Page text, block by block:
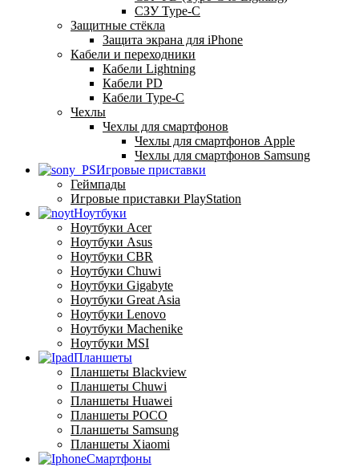
СЗУ Type-C
Защитные стёкла
Защита экрана для iPhone
Кабели и переходники
Кабели Lightning
Кабели PD
Кабели Type-C
Чехлы
Чехлы для смартфонов
Чехлы для смартфонов Apple
Чехлы для смартфонов Samsung
Игровые приставки
Геймпады
Игровые приставки PlayStation
Ноутбуки
Ноутбуки Acer
Ноутбуки Asus
Ноутбуки CBR
Ноутбуки Chuwi
Ноутбуки Gigabyte
Ноутбуки Great Asia
Ноутбуки Lenovo
Ноутбуки Machenike
Ноутбуки MSI
Планшеты
Планшеты Blackview
Планшеты Chuwi
Планшеты Huawei
Планшеты POCO
Планшеты Samsung
Планшеты Xiaomi
Смартфоны